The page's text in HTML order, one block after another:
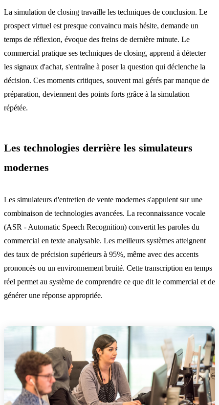
La simulation de closing travaille les techniques de conclusion. Le
prospect virtuel est presque convaincu mais hésite, demande un
temps de réflexion, évoque des freins de dernière minute. Le
commercial pratique ses techniques de closing, apprend à détecter
les signaux d'achat, s'entraîne à poser la question qui déclenche la
décision. Ces moments critiques, souvent mal gérés par manque de
préparation, deviennent des points forts grâce à la simulation
répétée.
Les technologies derrière les simulateurs
modernes
Les simulateurs d'entretien de vente modernes s'appuient sur une
combinaison de technologies avancées. La reconnaissance vocale
(ASR - Automatic Speech Recognition) convertit les paroles du
commercial en texte analysable. Les meilleurs systèmes atteignent
des taux de précision supérieurs à 95%, même avec des accents
prononcés ou un environnement bruité. Cette transcription en temps
réel permet au système de comprendre ce que dit le commercial et de
générer une réponse appropriée.